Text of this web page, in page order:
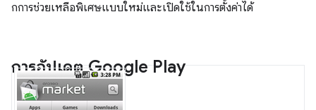
กการช่วยเหลือพิเศษแบบใหม่และเปิดใช้ในการตั้งค่าได้
การอัปเดต Google Play